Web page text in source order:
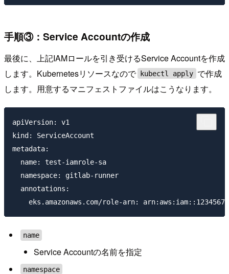
手順③：Service Accountの作成
最後に、上記IAMロールを引き受けるService Accountを作成
します。Kubernetesリソースなので
kubectl apply で作成
します。用意するマニフェストファイルはこうなります。
apiVersion: v1
kind: ServiceAccount
metadata:
  name: test-iamrole-sa
  namespace: gitlab-runner
  annotations:
name
Service Accountの名前を指定
namespace